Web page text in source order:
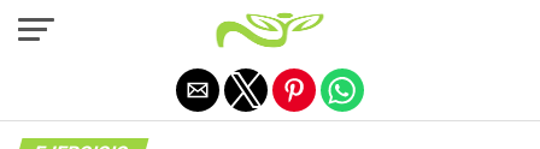
Salir de la versión móvil